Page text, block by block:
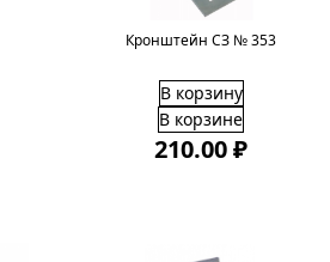
Кронштейн СЗ № 353
В корзину
В корзине
210.00 ₽